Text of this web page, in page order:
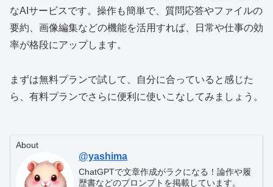
なAIサービスです。操作も簡単で、質問応答やファイルの
要約、画像編集などの機能を活用すれば、日常や仕事の効
率が格段にアップします。
まずは無料プランで試して、自分に合っていると感じた
ら、有料プランでさらに便利に使いこなしてみましょう。
About
@yashima
ChatGPTで文章作成がラクになる！論作や履
歴書などのプロンプトを掲載しています。